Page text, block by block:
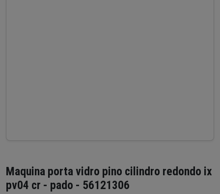
Maquina porta vidro pino cilindro redondo ix
pv04 cr - pado - 56121306